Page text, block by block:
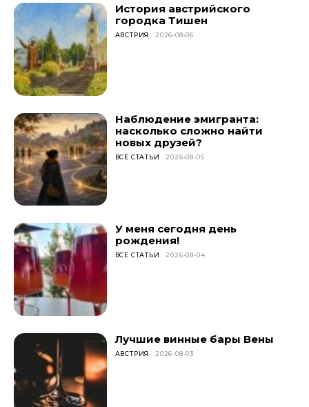
История австрийского
городка Тишен
АВСТРИЯ 2026-08-06
Наблюдение эмигранта:
насколько сложно найти
новых друзей?
ВСЕ СТАТЬИ 2026-08-05
У меня сегодня день
рождения!
ВСЕ СТАТЬИ 2026-08-04
Лучшие винные бары Вены
АВСТРИЯ 2026-08-03